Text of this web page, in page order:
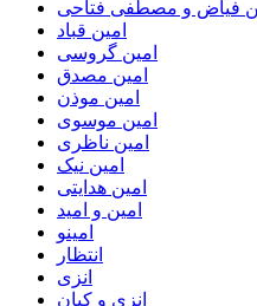
فیاض و مصطفی فتاحی
امین قباد
امین گروسی
امین مصدق
امین موذن
امین موسوی
امین ناظری
امین نیک
امین هدایتی
امین و امید
امینو
انتظار
انزی
انزی و کیان